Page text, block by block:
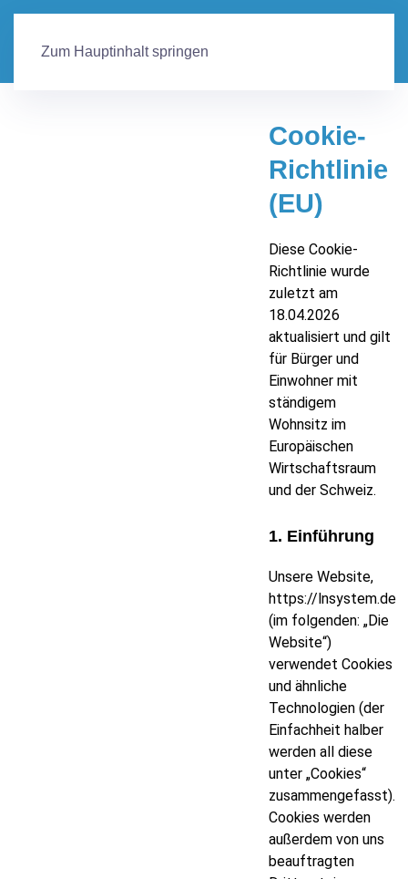
Zum Hauptinhalt springen
Cookie-
Richtlinie
(EU)
Diese Cookie-
Richtlinie wurde
zuletzt am
18.04.2026
aktualisiert und gilt
für Bürger und
Einwohner mit
ständigem
Wohnsitz im
Europäischen
Wirtschaftsraum
und der Schweiz.
1. Einführung
Unsere Website,
https://lnsystem.de
(im folgenden: „Die
Website“)
verwendet Cookies
und ähnliche
Technologien (der
Einfachheit halber
werden all diese
unter „Cookies“
zusammengefasst).
Cookies werden
außerdem von uns
beauftragten